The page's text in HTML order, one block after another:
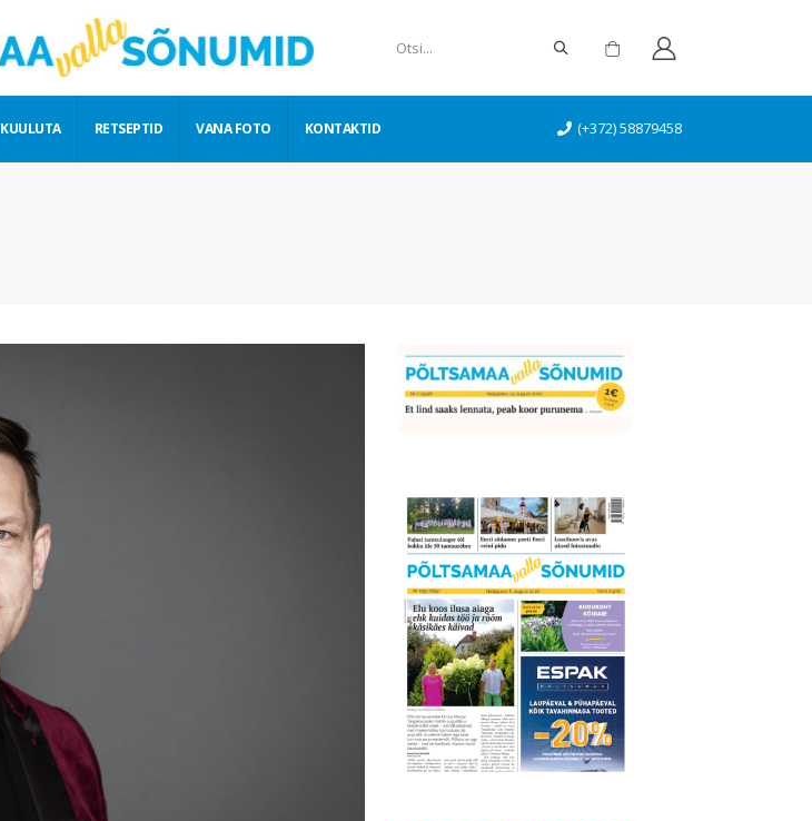
KUULUTA RETSEPTID VANA FOTO KONTAKTID (+372) 58879458